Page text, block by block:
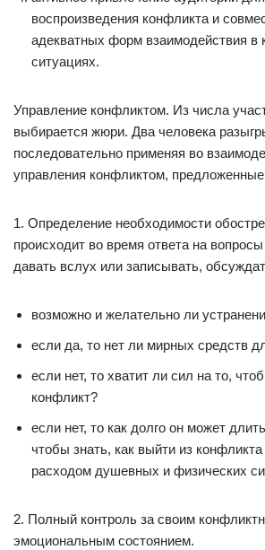
воспроизведения конфликта и
адекватных форм взаимодействия в
ситуациях.
Управление конфликтом. Из числа
выбирается жюри. Два человека
последовательно применяя во
управления конфликтом, предложенные
1. Определение необходимости
происходит во время ответа на
давать вслух или записывать,
возможно и желательно ли
если да, то нет ли мирных средств
если нет, то хватит ли сил на то,
конфликт?
если нет, то как долго он может
чтобы знать, как выйти из
расходом душевных и физических
2. Полный контроль за своим
эмоциональным состоянием.